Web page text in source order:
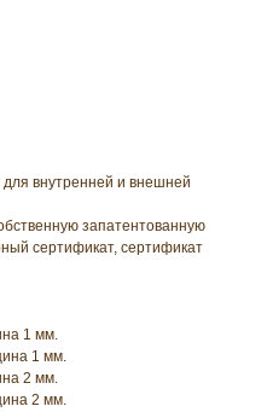
внутренней и внешней
запатентованную
сертификат, сертификат
1 мм.
1 мм.
2 мм.
2 мм.